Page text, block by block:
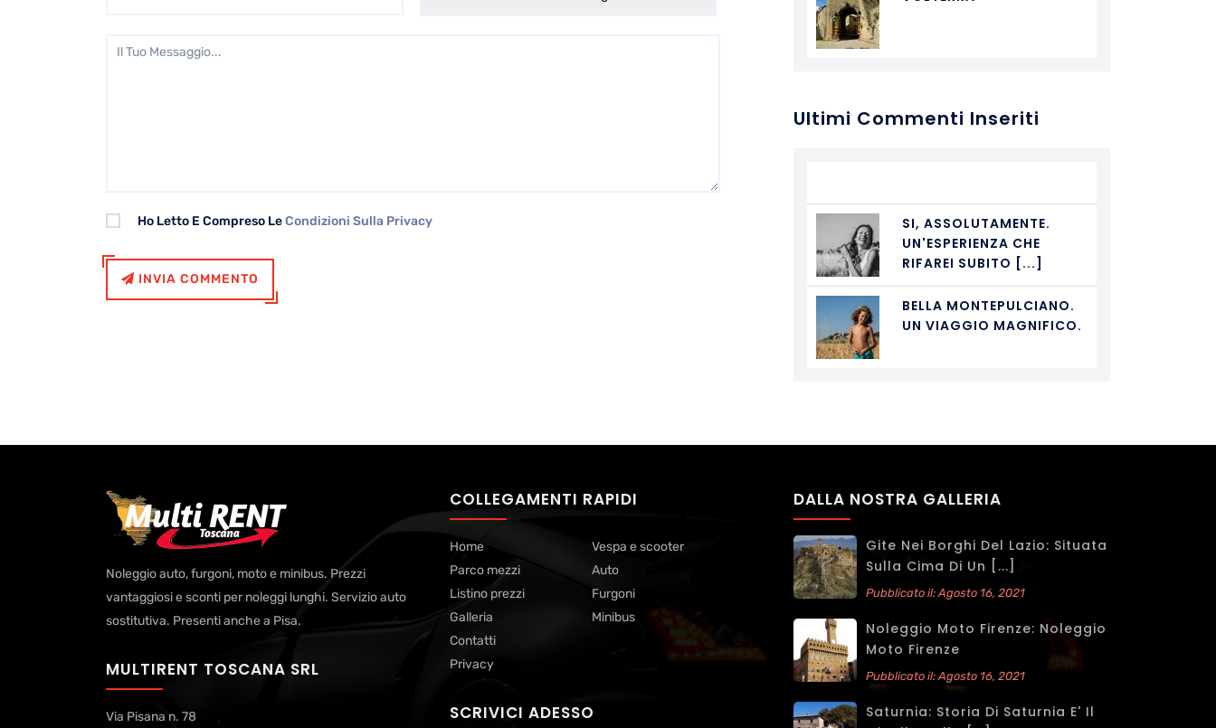
Ho Letto E Compreso LeCondizioni Sulla Privacy
INVIA COMMENTO
Ultimi Commenti Inseriti
SI, ASSOLUTAMENTE.
UN'ESPERIENZA CHE
RIFAREI SUBITO [...]
BELLA MONTEPULCIANO.
UN VIAGGIO MAGNIFICO.
Noleggio auto, furgoni, moto e minibus. Prezzi
vantaggiosi e sconti per noleggi lunghi. Servizio auto
sostitutiva. Presenti anche a Pisa.
MULTIRENT TOSCANA SRL
Via Pisana n. 78
COLLEGAMENTI RAPIDI
Home
Parco mezzi
Listino prezzi
Galleria
Contatti
Privacy
Vespa e scooter
Auto
Furgoni
Minibus
SCRIVICI ADESSO
DALLA NOSTRA GALLERIA
Gite Nei Borghi Del Lazio: Situata
Sulla Cima Di Un [...]
Pubblicato il: Agosto 16, 2021
Noleggio Moto Firenze: Noleggio
Moto Firenze
Pubblicato il: Agosto 16, 2021
Saturnia: Storia Di Saturnia E' Il